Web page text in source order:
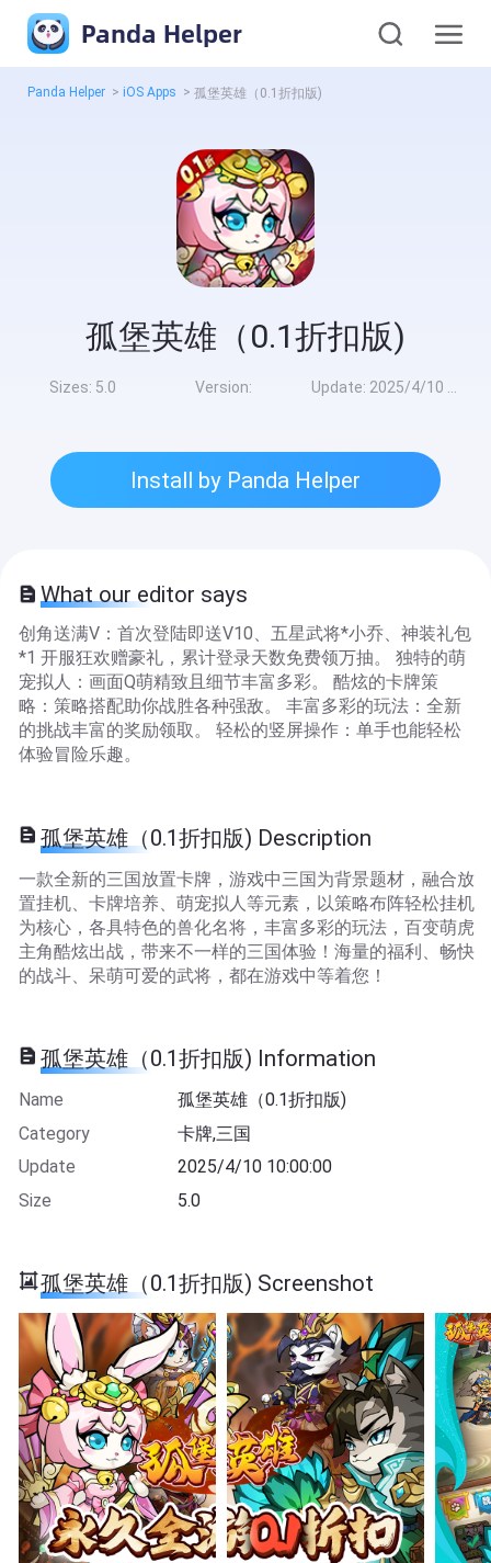
Panda Helper
Panda Helper > iOS Apps > 孤堡英雄（0.1折扣版)
孤堡英雄（0.1折扣版)
Sizes: 5.0 Version: Update: 2025/4/10 10:00:00
Install by Panda Helper
What our editor says
创角送满V：首次登陆即送V10、五星武将*小乔、神装礼包
*1 开服狂欢赠豪礼，累计登录天数免费领万抽。 独特的萌
宠拟人：画面Q萌精致且细节丰富多彩。 酷炫的卡牌策
略：策略搭配助你战胜各种强敌。 丰富多彩的玩法：全新
的挑战丰富的奖励领取。 轻松的竖屏操作：单手也能轻松
体验冒险乐趣。
孤堡英雄（0.1折扣版) Description
一款全新的三国放置卡牌，游戏中三国为背景题材，融合放
置挂机、卡牌培养、萌宠拟人等元素，以策略布阵轻松挂机
为核心，各具特色的兽化名将，丰富多彩的玩法，百变萌虎
主角酷炫出战，带来不一样的三国体验！海量的福利、畅快
的战斗、呆萌可爱的武将，都在游戏中等着您！
孤堡英雄（0.1折扣版) Information
Name
孤堡英雄（0.1折扣版)
Category
卡牌,三国
Update
2025/4/10 10:00:00
Size
5.0
孤堡英雄（0.1折扣版) Screenshot